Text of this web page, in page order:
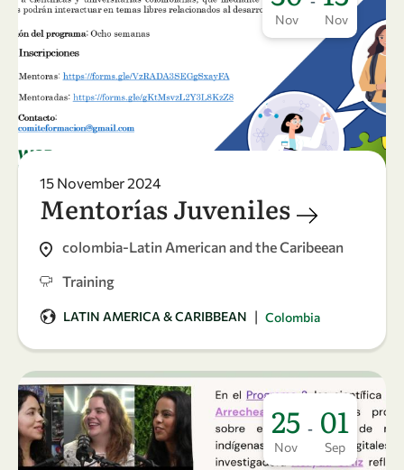
Nov Nov
15 November 2024
Mentorías Juveniles
colombia-Latin American and the Caribeean
Training
LATIN AMERICA & CARIBBEAN | Colombia
25
Nov
- 01
Sep